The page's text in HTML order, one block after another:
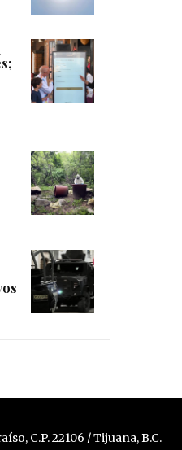
C.P. 22106 / Tijuana, B.C.